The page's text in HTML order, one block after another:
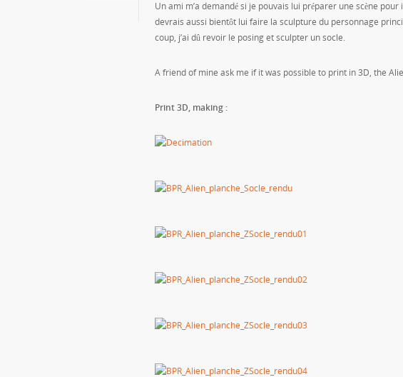
Un ami m’a demandé si je pouvais lui préparer une scène
devrais aussi bientôt lui faire la sculpture du personnage
coup, j’ai dû revoir le posing et sculpter un socle.
A friend of mine ask me if it was possible to print in 3D, the
Print 3D, making :